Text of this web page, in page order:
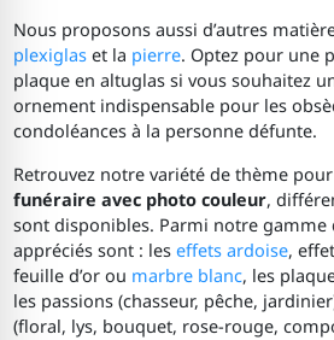
Nous proposons aussi d’autres
plexiglaset la pierre. Optez pour une
plaque en altuglas si vous souhaitez
ornement indispensable pour les
condoléances à la personne défunte.
Retrouvez notre variété de thème
funéraire avec photo couleur,
sont disponibles. Parmi notre gamme
appréciés sont : leseffets ardoise,
feuille d’or ou marbre blanc, les
les passions (chasseur, pêche,
(floral, lys, bouquet, rose-rouge,